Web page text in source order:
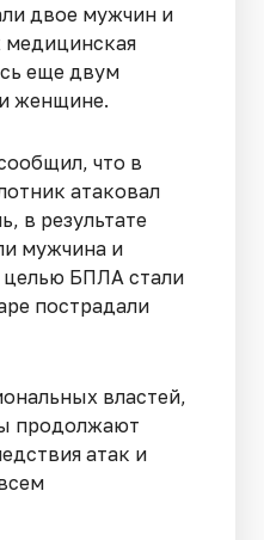
двое мужчин и
еще двум
женщине.
что в
атаковал
в результате
мужчина и
БПЛА стали
пострадали
властей,
продолжают
атак и